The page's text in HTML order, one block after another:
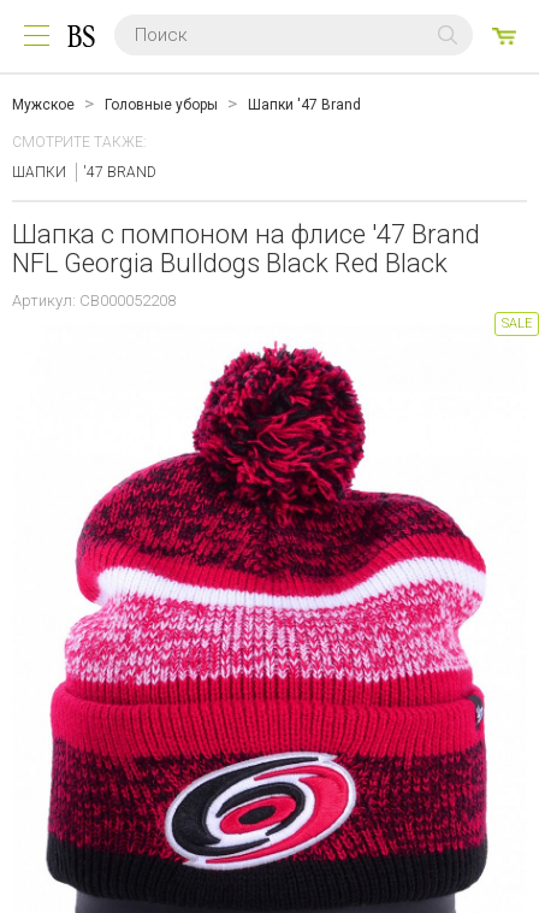
Мужское Головные уборы Шапки '47 Brand
СМОТРИТЕ ТАКЖЕ:
ШАПКИ
'47 BRAND
Шапка с помпоном на флисе '47 Brand
NFL Georgia Bulldogs Black Red Black
Артикул: CB000052208
SALE